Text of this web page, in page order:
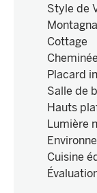
Style de
Cottage
Cheminée
Placard
Salle de
Hauts
Lumière
Cuisine